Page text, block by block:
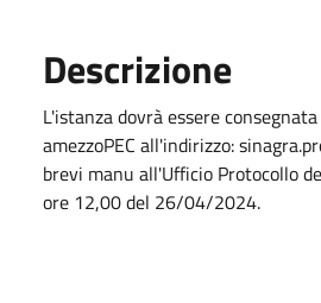
Descrizione
L'istanza dovrà essere
amezzoPEC all'indirizzo:
brevi manu all'Ufficio Protocollo
ore 12,00 del 26/04/2024.